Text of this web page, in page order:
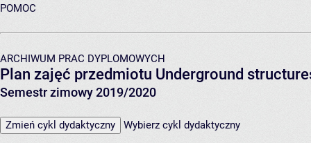
POMOC
ARCHIWUM PRAC DYPLOMOWYCH
Plan zajęć przedmiotu Underground
Semestr zimowy 2019/2020
Zmień cykl dydaktyczny Wybierz cykl dydaktyczny